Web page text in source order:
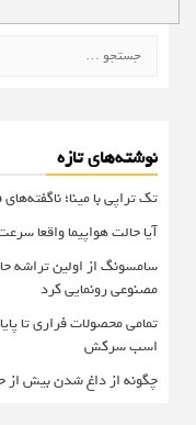
برای:
نوشته‌های تازه
تک تراپی با مینا؛
آیا حالت هواپیما واقعا
مصنوعی رونمایی کرد
اسب سرکش
چگونه از داغ شدن بیش از